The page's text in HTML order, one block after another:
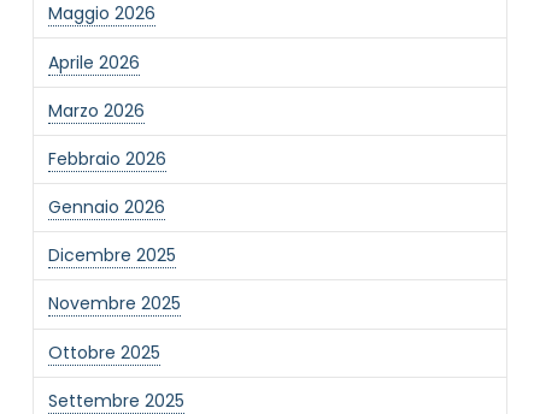
Maggio 2026
Aprile 2026
Marzo 2026
Febbraio 2026
Gennaio 2026
Dicembre 2025
Novembre 2025
Ottobre 2025
Settembre 2025
Informativa Privacy*
Ho preso visione dell'informativa privacy
Privacy Policy completa
Newsletter
Desidero rimanere aggiornato sulle ultime
novità dell'Associazione tramite l'iscrizione alla
newsletter
Invia